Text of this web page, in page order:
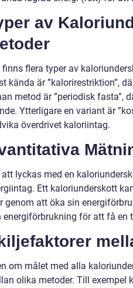
av
finns flera typer av
kända är ”kalorirestriktion”,
metod är ”periodisk fasta”,
Ytterligare en variant är
överdrivet kaloriintag.
att lyckas med en
Ett kaloriunderskott
genom att öka sin
energiförbrukning för att få en
om målet med alla
olika metoder. Till exempel